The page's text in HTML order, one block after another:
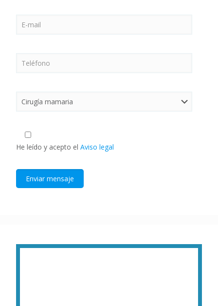
He leído y acepto el Aviso legal